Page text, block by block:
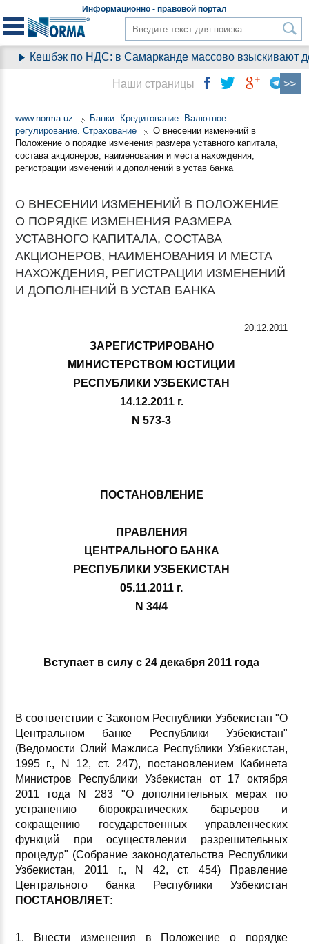
Информационно - правовой портал
Кешбэк по НДС: в Самарканде массово взыскивают
www.norma.uz
Банки. Кредитование. Валютное
регулирование. Страхование
О внесении изменений в
Положение о порядке изменения размера уставного капитала,
состава акционеров, наименования и места нахождения,
регистрации изменений и дополнений в устав банка
О ВНЕСЕНИИ ИЗМЕНЕНИЙ В ПОЛОЖЕНИЕ
О ПОРЯДКЕ ИЗМЕНЕНИЯ РАЗМЕРА
УСТАВНОГО КАПИТАЛА, СОСТАВА
АКЦИОНЕРОВ, НАИМЕНОВАНИЯ И МЕСТА
НАХОЖДЕНИЯ, РЕГИСТРАЦИИ ИЗМЕНЕНИЙ
И ДОПОЛНЕНИЙ В УСТАВ БАНКА
20.12.2011
ЗАРЕГИСТРИРОВАНО
МИНИСТЕРСТВОМ ЮСТИЦИИ
РЕСПУБЛИКИ УЗБЕКИСТАН
14.12.2011 г.
N 573-3
ПОСТАНОВЛЕНИЕ
ПРАВЛЕНИЯ
ЦЕНТРАЛЬНОГО БАНКА
РЕСПУБЛИКИ УЗБЕКИСТАН
05.11.2011 г.
N 34/4
Вступает в силу с 24 декабря 2011 года
В соответствии с Законом Республики Узбекистан "О
Центральном банке Республики Узбекистан"
(Ведомости Олий Мажлиса Республики Узбекистан,
1995 г., N 12, ст. 247), постановлением Кабинета
Министров Республики Узбекистан от 17 октября
2011 года N 283 "О дополнительных мерах по
устранению бюрократических барьеров и
сокращению государственных управленческих
функций при осуществлении разрешительных
процедур" (Собрание законодательства Республики
Узбекистан, 2011 г., N 42, ст. 454) Правление
Центрального банка Республики Узбекистан
ПОСТАНОВЛЯЕТ:
1. Внести изменения в Положение о порядке
Наши страницы